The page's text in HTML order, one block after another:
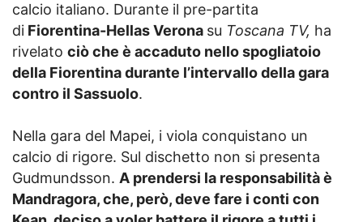
calcio italiano. Durante il pre-partita
di Fiorentina-Hellas Verona su Toscana TV, ha
rivelato ciò che è accaduto nello spogliatoio
della Fiorentina durante l’intervallo della gara
contro il Sassuolo.
Nella gara del Mapei, i viola conquistano un
calcio di rigore. Sul dischetto non si presenta
Gudmundsson. A prendersi la responsabilità è
Mandragora, che, però, deve fare i conti con